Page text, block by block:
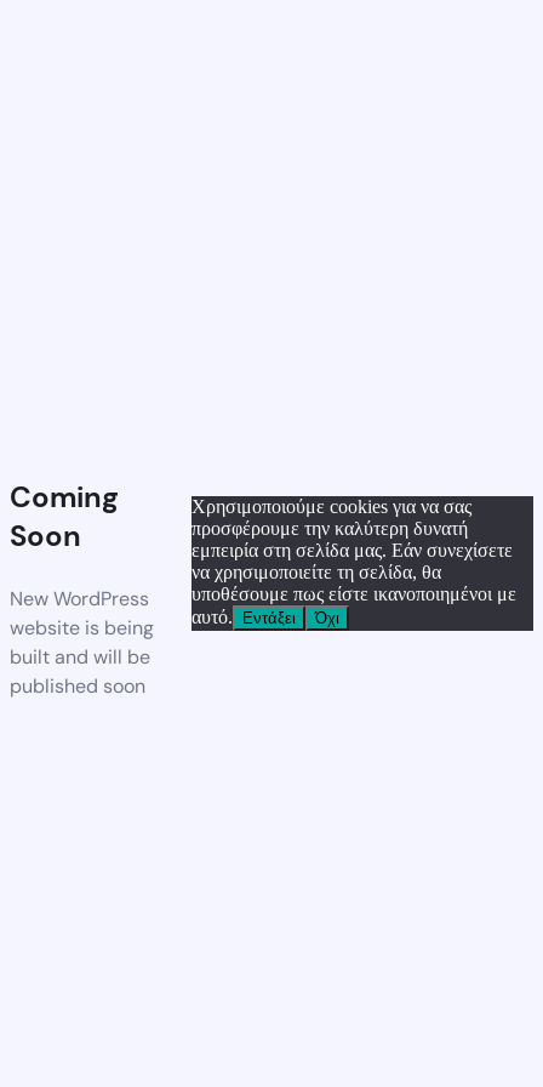
Coming
Soon
New WordPress
website is being
built and will be
published soon
Χρησιμοποιούμε cookies για να σας
προσφέρουμε την καλύτερη δυνατή
εμπειρία στη σελίδα μας. Εάν συνεχίσετε
να χρησιμοποιείτε τη σελίδα, θα
υποθέσουμε πως είστε ικανοποιημένοι με
αυτό.
Εντάξει Όχι